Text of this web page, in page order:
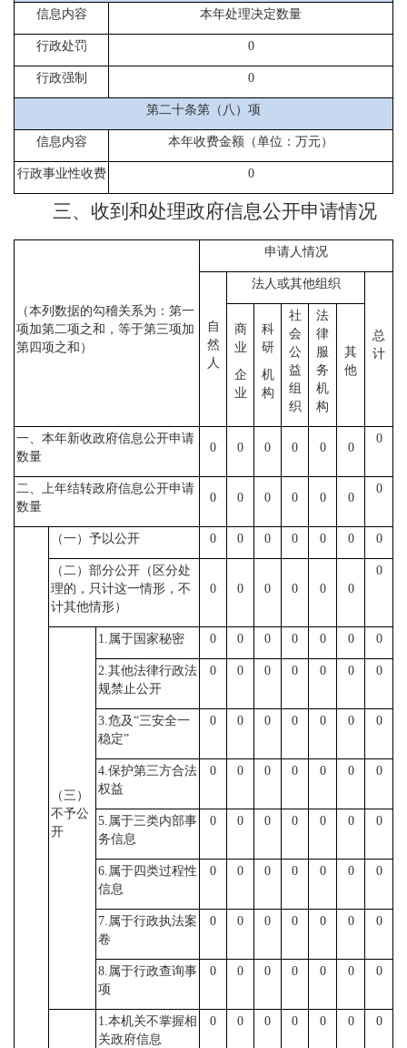
信息内容 本年处理决定数量
行政处罚 0
行政强制 0
第二十条第（八）项
信息内容 本年收费金额（单位：万元）
行政事业性收费 0
三、收到和处理政府信息公开申请情况
（本列数据的勾稽关系为：第一
项加第二项之和，等于第三项加
第四项之和）
申请人情况
自
然
人
法人或其他组织
总
计
商
业
企
业
科
研
机
构
社
会
公
益
组
织
法
律
服
务
机
构
其
他
一、本年新收政府信息公开申请
数量
0 0 0 0 0 0
0
二、上年结转政府信息公开申请
数量
0 0 0 0 0 0
0
（一）予以公开 0 0 0 0 0 0 0
（二）部分公开（区分处
理的，只计这一情形，不
计其他情形）
0 0 0 0 0 0
0
（三）
不予公
开
1.属于国家秘密 0 0 0 0 0 0 0
2.其他法律行政法
规禁止公开
0 0 0 0 0 0 0
3.危及“三安全一
稳定”
0 0 0 0 0 0 0
4.保护第三方合法
权益
0 0 0 0 0 0 0
5.属于三类内部事
务信息
0 0 0 0 0 0 0
6.属于四类过程性
信息
0 0 0 0 0 0 0
7.属于行政执法案
卷
0 0 0 0 0 0 0
8.属于行政查询事
项
0 0 0 0 0 0 0
1.本机关不掌握相
关政府信息
0 0 0 0 0 0 0